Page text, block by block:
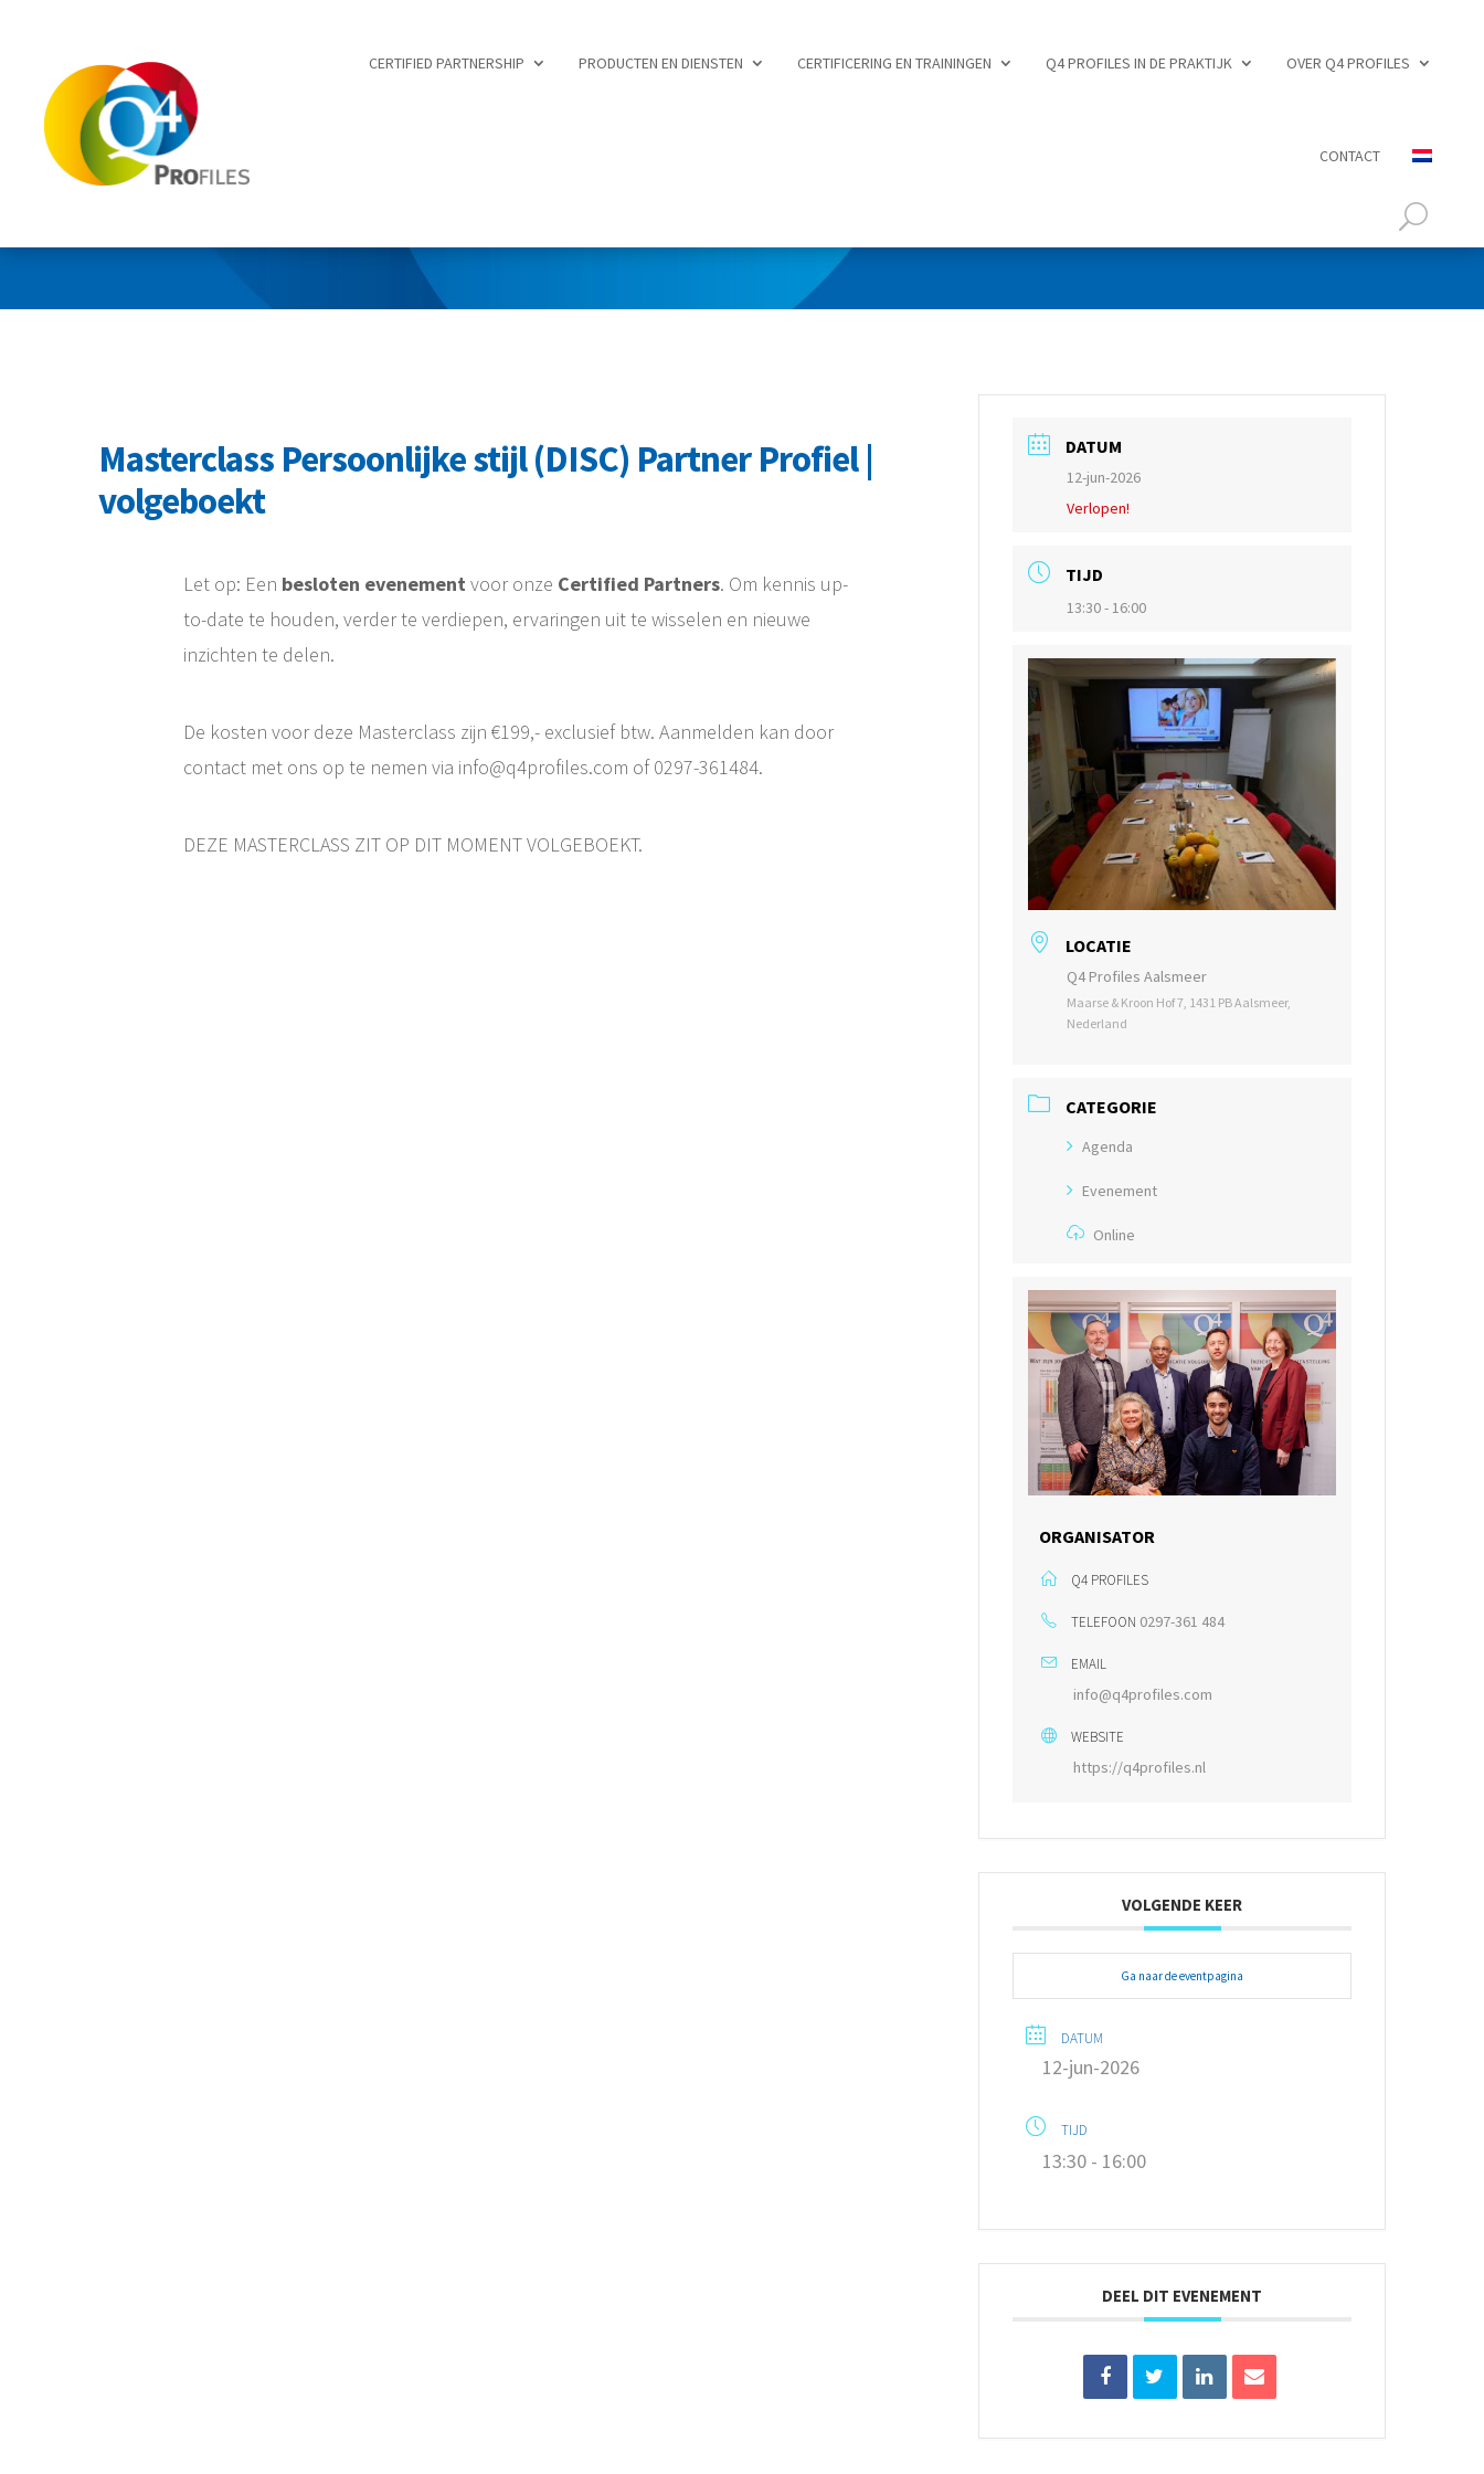
CERTIFIED PARTNERSHIP PRODUCTEN EN DIENSTEN CERTIFICERING EN TRAININGEN Q4 PROFILES IN DE PRAKTIJK OVER Q4 PROFILES
CONTACT
MAAKT VAN
Masterclass Persoonlijke stijl (DISC) Partner Profiel |
volgeboekt
Let op: Een besloten evenement voor onze Certified Partners. Om kennis up-
to-date te houden, verder te verdiepen, ervaringen uit te wisselen en nieuwe
inzichten te delen.
De kosten voor deze Masterclass zijn €199,- exclusief btw. Aanmelden kan door
contact met ons op te nemen via info@q4profiles.com of 0297-361484.
DEZE MASTERCLASS ZIT OP DIT MOMENT VOLGEBOEKT.
DATUM
12-jun-2026
Verlopen!
TIJD
13:30 - 16:00
LOCATIE
Q4 Profiles Aalsmeer
Maarse & Kroon Hof 7, 1431 PB Aalsmeer,
Nederland
CATEGORIE
Agenda
Evenement
Online
ORGANISATOR
Q4 PROFILES
TELEFOON 0297-361 484
EMAIL
info@q4profiles.com
WEBSITE
https://q4profiles.nl
VOLGENDE KEER
Ga naar de eventpagina
DATUM
12-jun-2026
TIJD
13:30 - 16:00
DEEL DIT EVENEMENT